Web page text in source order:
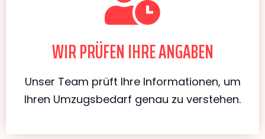
WIR PRÜFEN IHRE ANGABEN
Unser Team prüft Ihre Informationen, um
Ihren Umzugsbedarf genau zu verstehen.